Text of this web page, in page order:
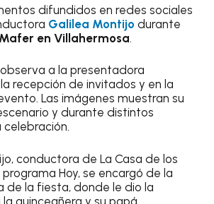
difundidos en redes sociales
Galilea Montijo durante
en Villahermosa.
a la presentadora
recepción de invitados y en la
Las imágenes muestran su
y durante distintos
conductora de La Casa de los
Hoy, se encargó de la
de la fiesta, donde le dio la
quinceañera y su papá.